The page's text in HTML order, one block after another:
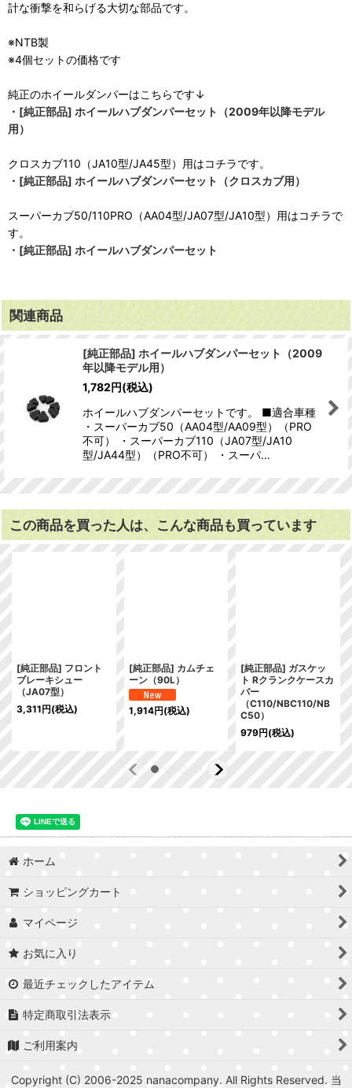
計な衝撃を和らげる大切な部品です。
※NTB製
※4個セットの価格です
純正のホイールダンパーはこちらです↓
・[純正部品] ホイールハブダンパーセット（2009年以降モデル
用）
クロスカブ110（JA10型/JA45型）用はコチラです。
・[純正部品] ホイールハブダンパーセット（クロスカブ用）
スーパーカブ50/110PRO（AA04型/JA07型/JA10型）用はコチラで
す。
・[純正部品] ホイールハブダンパーセット
関連商品
[純正部品] ホイールハブダンパーセット（2009
年以降モデル用）
1,782円(税込)
ホイールハブダンパーセットです。 ■適合車種
・スーパーカブ50（AA04型/AA09型）（PRO
不可） ・スーパーカブ110（JA07型/JA10
型/JA44型）（PRO不可） ・スーパ…
この商品を買った人は、こんな商品も買っています
[純正部品] フロント
ブレーキシュー
（JA07型）
3,311円(税込)
[純正部品] カムチェ
ーン（90L）
1,914円(税込)
[純正部品] ガスケッ
ト Rクランクケースカ
バー
（C110/NBC110/NB
C50）
979円(税込)
ホーム
ショッピングカート
マイページ
お気に入り
最近チェックしたアイテム
特定商取引法表示
ご利用案内
Copyright (C) 2006-2025 nanacompany. All Rights Reserved. 当